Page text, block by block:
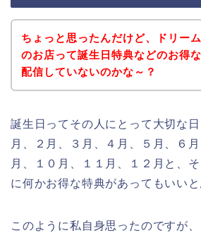
ちょっと思ったんだけど、ドリー
のお店って誕生日特典などのお得
配信していないのかな～？
誕生日ってその人にとって大切な日
月、２月、３月、４月、５月、６
月、１０月、１１月、１２月と、
に何かお得な特典があってもいい
このように私自身思ったのですが